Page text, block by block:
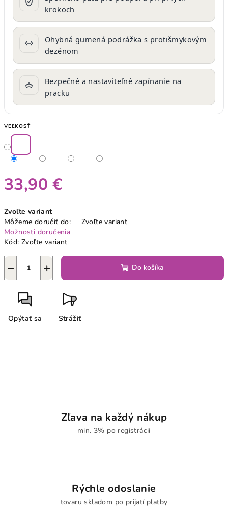
krokoch
Ohybná gumená podrážka s protišmykovým
dezénom
Bezpečné a nastaviteľné zapínanie na
pracku
VEĽKOSŤ
33,90 €
cena:
Zvoľte variant
Môžeme doručiť do:
Zvoľte variant
Možnosti doručenia
Kód: Zvoľte variant
+
− Do košíka
Opýtať sa Strážiť
Zľava na každý nákup
min. 3% po registrácii
Rýchle odoslanie
tovaru skladom po prijatí platby